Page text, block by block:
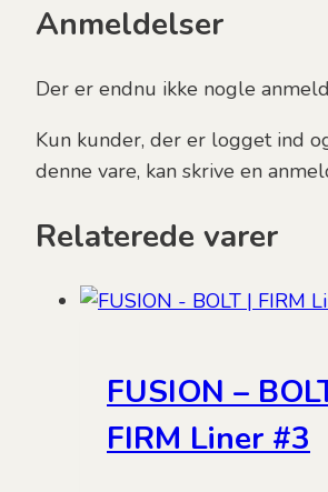
Anmeldelser
Der er endnu ikke nogle
Kun kunder, der er logget ind
denne vare, kan skrive en
Relaterede varer
FUSION –
FIRM Liner #3